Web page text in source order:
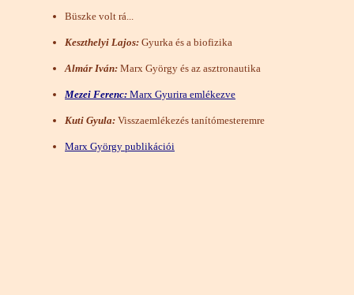
Büszke volt rá...
Keszthelyi Lajos: Gyurka és a biofizika
Almár Iván: Marx György és az asztronautika
Mezei Ferenc: Marx Gyurira emlékezve
Kuti Gyula: Visszaemlékezés tanítómesteremre
Marx György publikációi